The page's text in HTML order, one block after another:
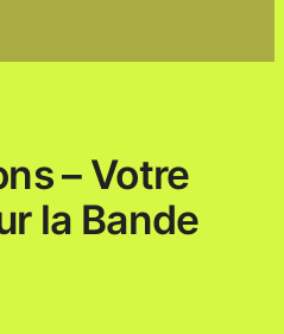
– Votre
la Bande